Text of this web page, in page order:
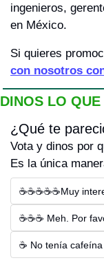
ingenieros,
en México.
Si quieres
con nosotros
DINOS LO
¿Qué te
Vota y dinos por
Es la única
☕☕☕☕☕Muy
☕☕☕ Meh. Por
☕ No tenía cafeína